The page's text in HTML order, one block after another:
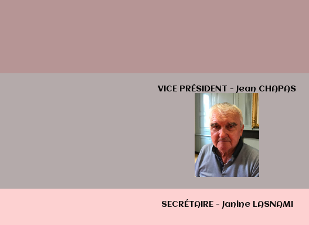
VICE PRÉSIDENT - Jean CHAPAS
SECRÉTAIRE - Janine LASNAMI